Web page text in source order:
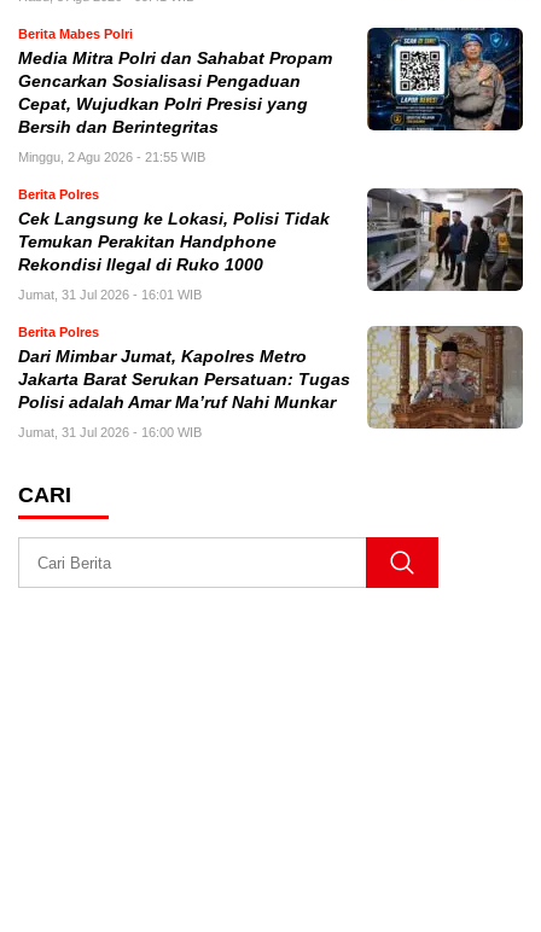
Berita Mabes Polri
Media Mitra Polri dan Sahabat Propam
Gencarkan Sosialisasi Pengaduan
Cepat, Wujudkan Polri Presisi yang
Bersih dan Berintegritas
Minggu, 2 Agu 2026 - 21:55 WIB
Berita Polres
Cek Langsung ke Lokasi, Polisi Tidak
Temukan Perakitan Handphone
Rekondisi Ilegal di Ruko 1000
Jumat, 31 Jul 2026 - 16:01 WIB
Berita Polres
Dari Mimbar Jumat, Kapolres Metro
Jakarta Barat Serukan Persatuan: Tugas
Polisi adalah Amar Ma’ruf Nahi Munkar
Jumat, 31 Jul 2026 - 16:00 WIB
CARI